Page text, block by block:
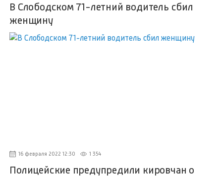
В Слободском 71-летний водитель сбил
женщину
16 февраля 2022 12:30 1 354
Полицейские предупредили кировчан о